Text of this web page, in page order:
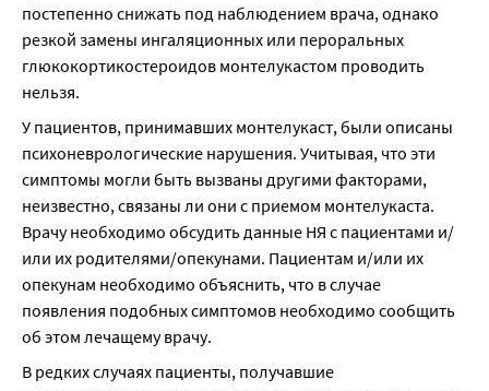
постепенно снижать под наблюдением врача, однако
резкой замены ингаляционных или пероральных
глюкокортикостероидов монтелукастом проводить
нельзя.
У пациентов, принимавших монтелукаст, были описаны
психоневрологические нарушения. Учитывая, что эти
симптомы могли быть вызваны другими факторами,
неизвестно, связаны ли они с приемом монтелукаста.
Врачу необходимо обсудить данные НЯ с пациентами и/
или их родителями/опекунами. Пациентам и/или их
опекунам необходимо объяснить, что в случае
появления подобных симптомов необходимо сообщить
об этом лечащему врачу.
В редких случаях пациенты, получавшие